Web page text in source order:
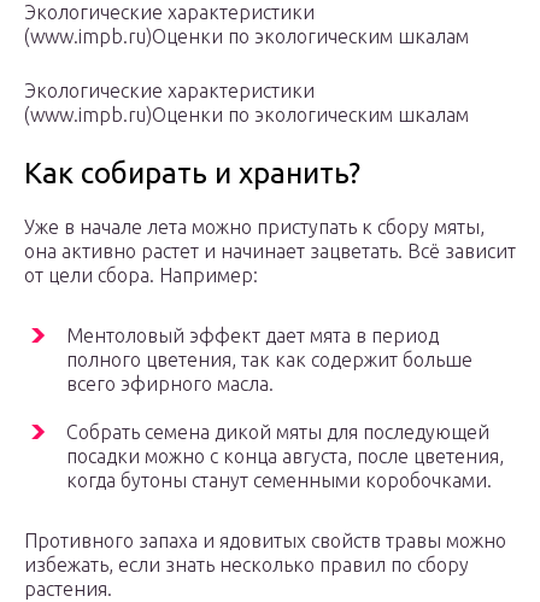
Экологические характеристики
(www.impb.ru)Оценки по экологическим шкалам
Экологические характеристики
(www.impb.ru)Оценки по экологическим шкалам
Как собирать и хранить?
Уже в начале лета можно приступать к сбору мяты,
она активно растет и начинает зацветать. Всё зависит
от цели сбора. Например:
Ментоловый эффект дает мята в период
полного цветения, так как содержит больше
всего эфирного масла.
Собрать семена дикой мяты для последующей
посадки можно с конца августа, после цветения,
когда бутоны станут семенными коробочками.
Противного запаха и ядовитых свойств травы можно
избежать, если знать несколько правил по сбору
растения.